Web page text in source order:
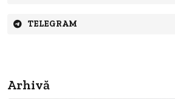
TELEGRAM
Arhivă